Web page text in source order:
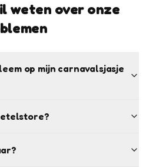
weten over onze
op mijn carnavalsjasje